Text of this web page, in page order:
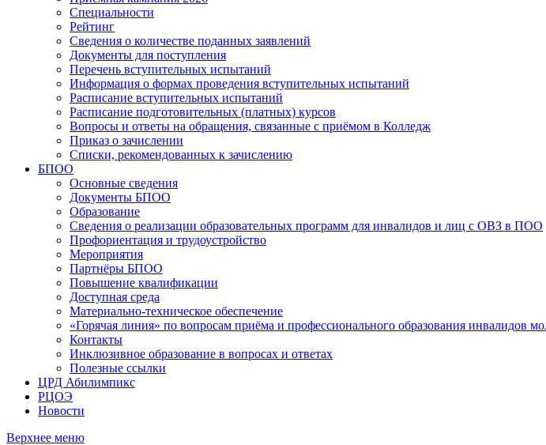
Специальности
Рейтинг
Сведения о количестве поданных заявлений
Документы для поступления
Перечень вступительных испытаний
Информация о формах проведения вступительных испытаний
Расписание вступительных испытаний
Расписание подготовительных (платных) курсов
Вопросы и ответы на обращения, связанные с приёмом в Колледж
Приказ о зачислении
Списки, рекомендованных к зачислению
БПОО
Основные сведения
Документы БПОО
Образование
Сведения о реализации образовательных программ для инвалидов и лиц с ОВЗ в ПОО
Профориентация и трудоустройство
Мероприятия
Партнёры БПОО
Повышение квалификации
Доступная среда
Материально-техническое обеспечение
«Горячая линия» по вопросам приёма и профессионального образования инвалидов
Контакты
Инклюзивное образование в вопросах и ответах
Полезные ссылки
ЦРД Абилимпикс
РЦОЭ
Новости
Верхнее меню